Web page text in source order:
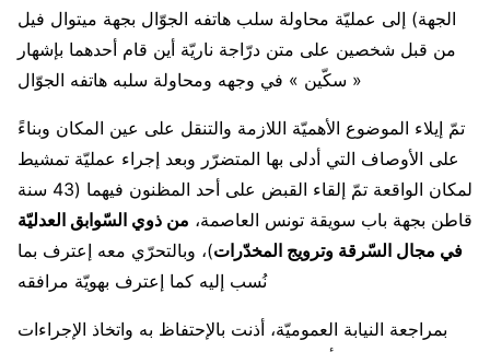
الجهة) إلى عمليّة محاولة سلب هاتفه الجوّال بجهة ميتوال فيل
من قبل شخصين على متن درّاجة ناريّة أين قام أحدهما بإشهار
« سكّين » في وجهه ومحاولة سلبه هاتفه الجوّال
تمّ إيلاء الموضوع الأهميّة اللازمة والتنقل على عين المكان وبناءً
على الأوصاف التي أدلى بها المتضرّر وبعد إجراء عمليّة تمشيط
لمكان الواقعة تمّ إلقاء القبض على أحد المظنون فيهما (43 سنة
قاطن بجهة باب سويقة تونس العاصمة، من ذوي السّوابق العدليّة
في مجال السّرقة وترويج المخدّرات)، وبالتحرّي معه إعترف بما
نُسب إليه كما إعترف بهويّة مرافقه
بمراجعة النيابة العموميّة، أذنت بالإحتفاظ به واتخاذ الإجراءات